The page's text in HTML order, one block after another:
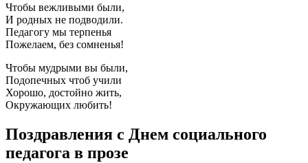
Чтобы вежливыми были,
И родных не подводили.
Педагогу мы терпенья
Пожелаем, без сомненья!
Чтобы мудрыми вы были,
Подопечных чтоб учили
Хорошо, достойно жить,
Окружающих любить!
Поздравления с Днем социального
педагога в прозе